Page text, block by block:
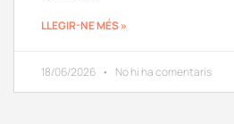
LLEGIR-NE MÉS »
18/06/2026 No hi ha comentaris